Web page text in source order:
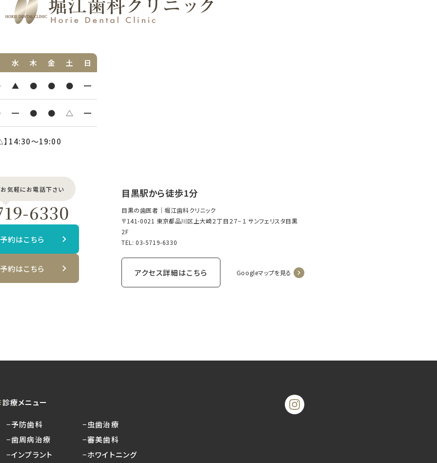
水 木 金 土 日
▲ ● ● ● ━
━ ● ● △ ━
14:30〜19:00
気軽にお電話下さい
6330
約はこちら
約はこちら
目黒駅から徒歩1分
目黒の歯医者｜堀江歯科クリニック
〒141-0021 東京都品川区上大崎２丁目２７−１ サンフェリスタ目黒
2F
TEL: 03-5719-6330
アクセス詳細はこちら Googleマップを見る
診療メニュー
−予防歯科
−歯周病治療
−インプラント
−虫歯治療
−審美歯科
−ホワイトニング